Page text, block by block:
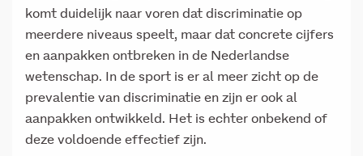
komt duidelijk naar voren dat discriminatie op
meerdere niveaus speelt, maar dat concrete cijfers
en aanpakken ontbreken in de Nederlandse
wetenschap. In de sport is er al meer zicht op de
prevalentie van discriminatie en zijn er ook al
aanpakken ontwikkeld. Het is echter onbekend of
deze voldoende effectief zijn.